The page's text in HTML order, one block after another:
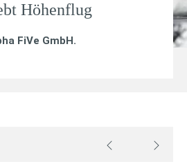
Höhenflug
FiVe GmbH.